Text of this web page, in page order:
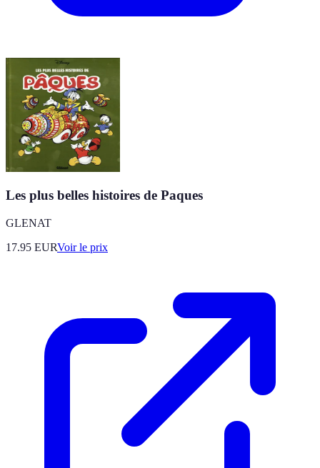
Les plus belles histoires de Paques
GLENAT
17.95 EURVoir le prix